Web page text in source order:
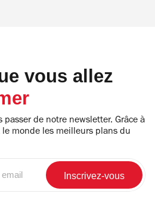
vous allez
passer de notre newsletter. Grâce à
monde les meilleurs plans du